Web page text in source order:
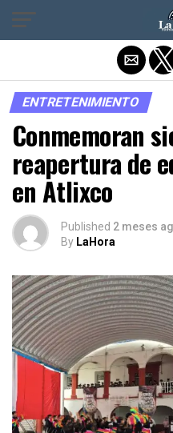
ENTRETENIMIENTO
Conmemoran
reapertura de
en Atlixco
Published 2 meses
By LaHora
Salir de